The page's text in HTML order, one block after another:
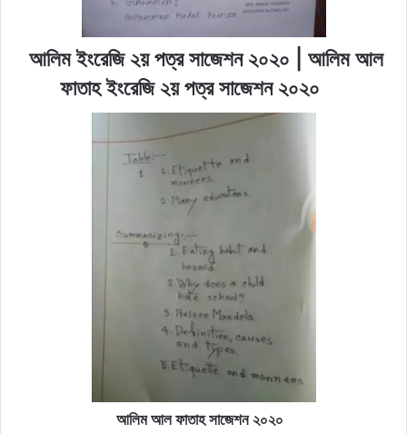
আলিম ইংরেজি ২য় পত্র সাজেশন ২০২০ | আলিম আল
ফাতাহ ইংরেজি ২য় পত্র সাজেশন ২০২০
আলিম আল ফাতাহ সাজেশন ২০২০